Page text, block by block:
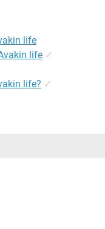
life
life ✓
life? ✓